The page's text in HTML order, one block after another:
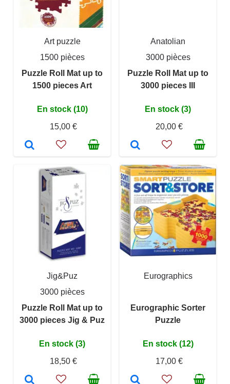
Art puzzle
1500 pièces
Puzzle Roll Mat up to
1500 pieces Art
En stock (10)
15,00 €
Anatolian
3000 pièces
Puzzle Roll Mat up to
3000 pieces III
En stock (3)
20,00 €
Jig&Puz
3000 pièces
Puzzle Roll Mat up to
3000 pieces Jig & Puz
En stock (3)
18,50 €
Eurographics
Eurographic Sorter
Puzzle
En stock (12)
17,00 €